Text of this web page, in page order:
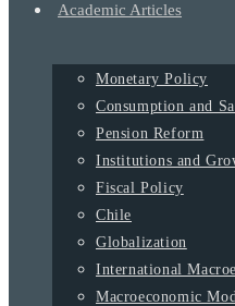
Academic Articles
Monetary Policy
Consumption and
Pension Reform
Institutions and
Fiscal Policy
Chile
Globalization
International
Macroeconomic